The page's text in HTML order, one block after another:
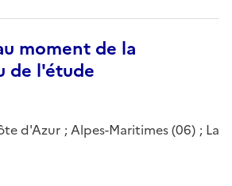
moment de la
de l'étude
d'Azur ; Alpes-Maritimes (06) ; La